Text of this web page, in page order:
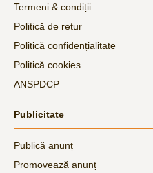
Termeni & condiții
Politică de retur
Politică confidențialitate
Politică cookies
ANSPDCP
Publicitate
Publică anunț
Promovează anunț